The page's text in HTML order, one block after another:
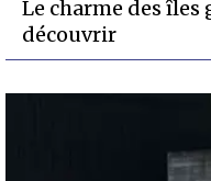
Le charme des îles
découvrir